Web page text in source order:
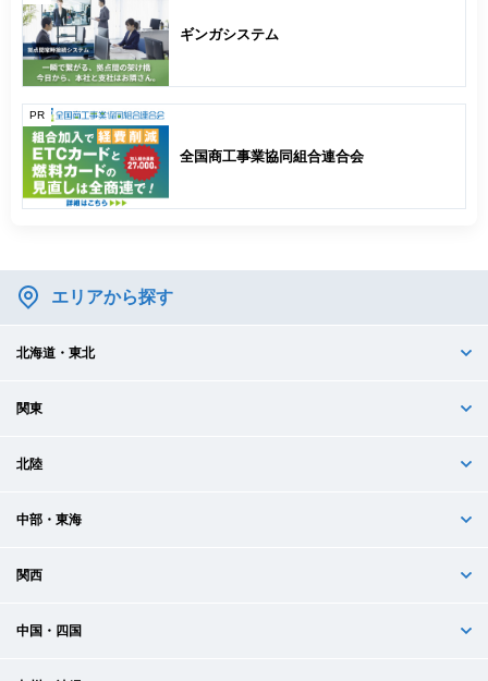
ギンガシステム
PR
全国商工事業協同組合連合会
エリアから探す
北海道・東北
関東
北陸
中部・東海
関西
中国・四国